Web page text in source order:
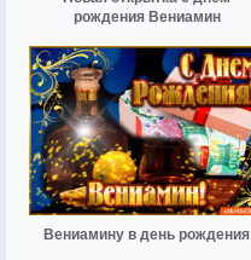
рождения Вениамин
Вениамину в день рождения